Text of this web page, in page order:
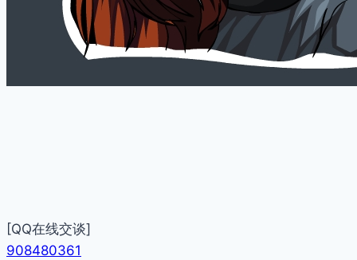
[QQ在线交谈]
908480361